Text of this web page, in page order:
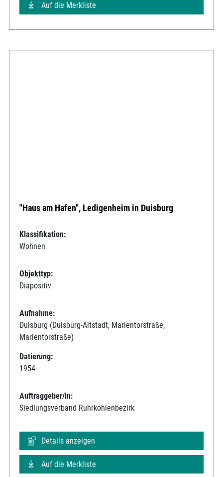
Auf die Merkliste
"Haus am Hafen", Ledigenheim in Duisburg
Klassifikation:
Wohnen
Objekttyp:
Diapositiv
Aufnahme:
Duisburg (Duisburg-Altstadt, Marientorstraße,
Marientorstraße)
Datierung:
1954
Auftraggeber/in:
Siedlungsverband Ruhrkohlenbezirk
Details anzeigen
Auf die Merkliste